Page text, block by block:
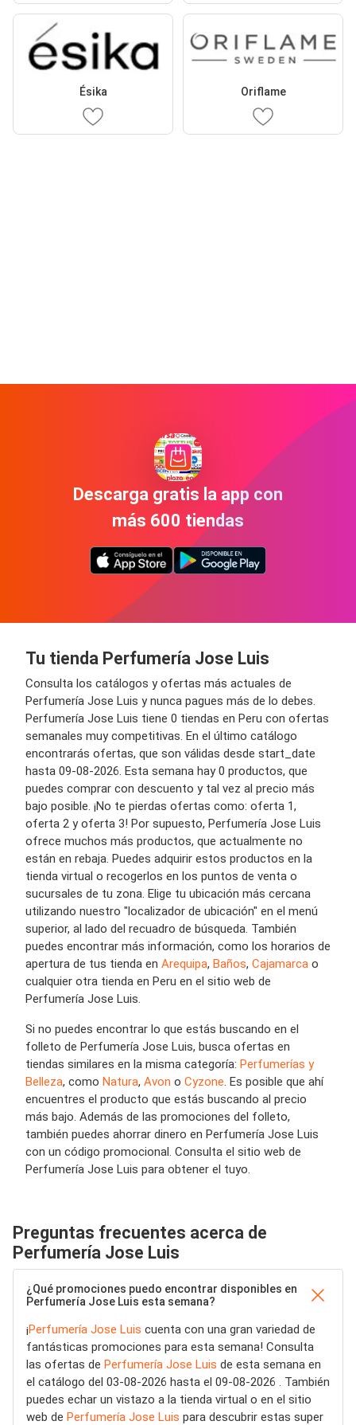
Ésika Oriflame
Descarga gratis la app con
más 600 tiendas
Tu tienda Perfumería Jose Luis
Consulta los catálogos y ofertas más actuales de
Perfumería Jose Luis y nunca pagues más de lo debes.
Perfumería Jose Luis tiene 0 tiendas en Peru con ofertas
semanales muy competitivas. En el último catálogo
encontrarás ofertas, que son válidas desde start_date
hasta 09-08-2026. Esta semana hay 0 productos, que
puedes comprar con descuento y tal vez al precio más
bajo posible. ¡No te pierdas ofertas como: oferta 1,
oferta 2 y oferta 3! Por supuesto, Perfumería Jose Luis
ofrece muchos más productos, que actualmente no
están en rebaja. Puedes adquirir estos productos en la
tienda virtual o recogerlos en los puntos de venta o
sucursales de tu zona. Elige tu ubicación más cercana
utilizando nuestro "localizador de ubicación" en el menú
superior, al lado del recuadro de búsqueda. También
puedes encontrar más información, como los horarios de
apertura de tus tienda en Arequipa, Baños, Cajamarca o
cualquier otra tienda en Peru en el sitio web de
Perfumería Jose Luis.
Si no puedes encontrar lo que estás buscando en el
folleto de Perfumería Jose Luis, busca ofertas en
tiendas similares en la misma categoría: Perfumerías y
Belleza, como Natura, Avon o Cyzone. Es posible que ahí
encuentres el producto que estás buscando al precio
más bajo. Además de las promociones del folleto,
también puedes ahorrar dinero en Perfumería Jose Luis
con un código promocional. Consulta el sitio web de
Perfumería Jose Luis para obtener el tuyo.
Preguntas frecuentes acerca de
Perfumería Jose Luis
¿Qué promociones puedo encontrar disponibles en
Perfumería Jose Luis esta semana?
¡Perfumería Jose Luis cuenta con una gran variedad de
fantásticas promociones para esta semana! Consulta
las ofertas de Perfumería Jose Luis de esta semana en
el catálogo del 03-08-2026 hasta el 09-08-2026 . También
puedes echar un vistazo a la tienda virtual o en el sitio
web de Perfumería Jose Luis para descubrir estas super